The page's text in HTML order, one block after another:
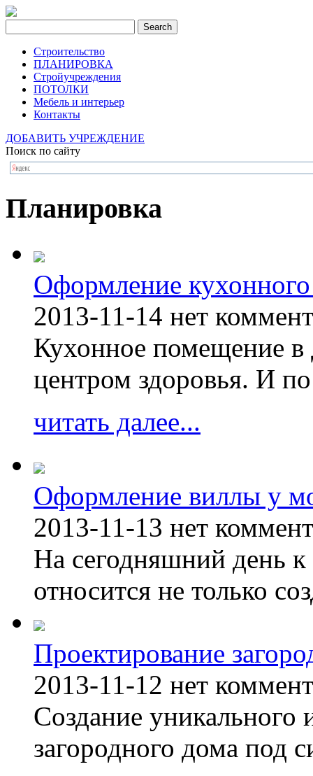
Строительство
ПЛАНИРОВКА
Стройучреждения
ПОТОЛКИ
Мебель и интерьер
Контакты
ДОБАВИТЬ УЧРЕЖДЕНИЕ
Поиск по сайту
Планировка
Оформление
2013-11-14 нет
Кухонное помещение в
центром здоровья. И
читать далее...
Оформление виллы у
2013-11-13 нет
На сегодняшний день к
относится не только
Проектирование
2013-11-12 нет
Создание уникального
загородного дома под